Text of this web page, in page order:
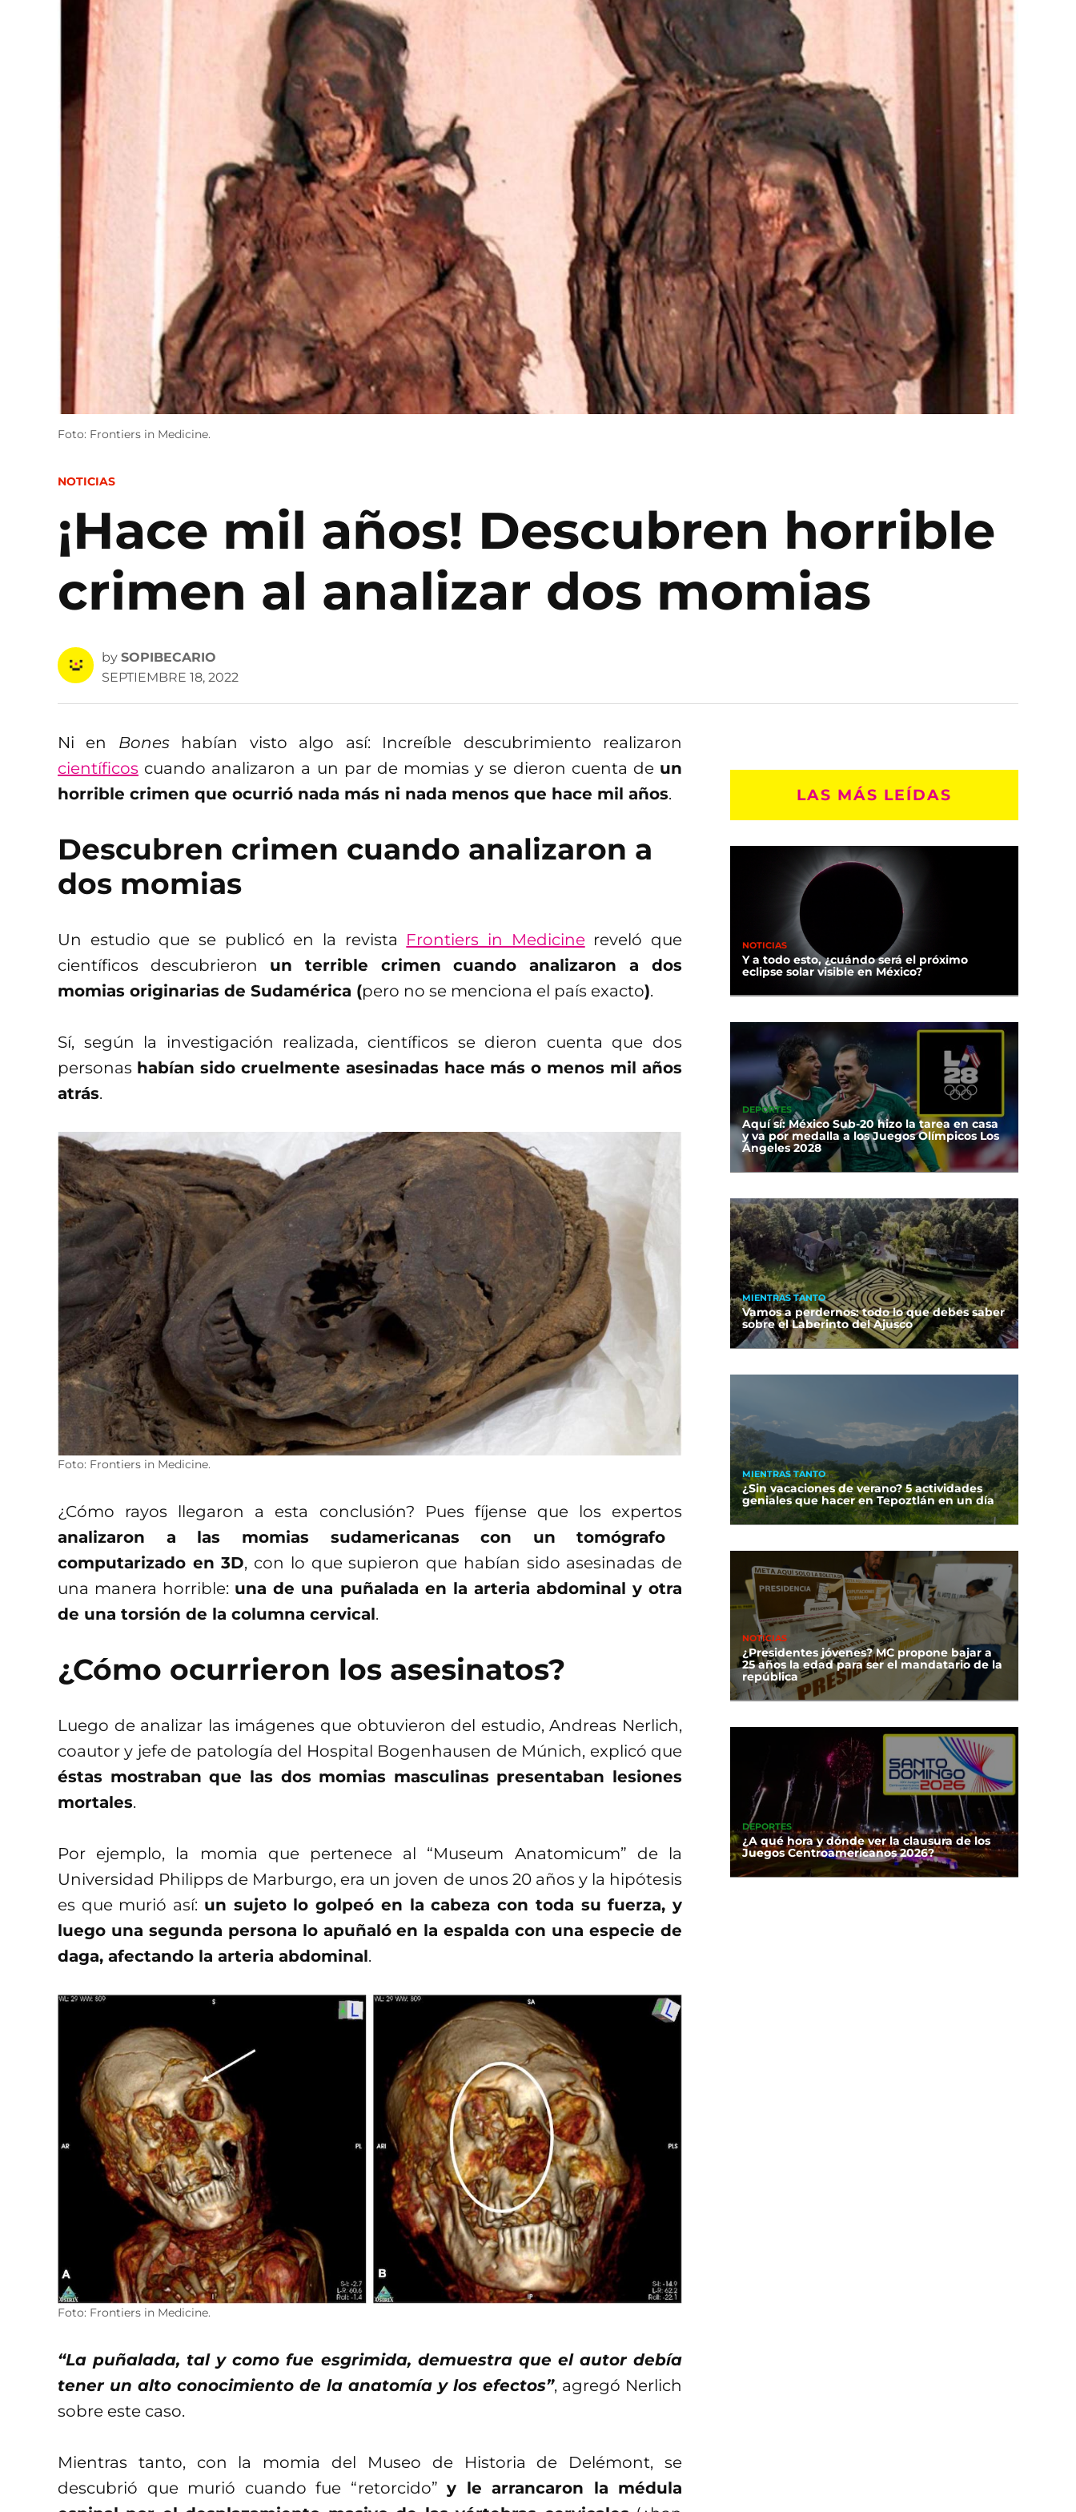
Foto: Frontiers in Medicine.
POSTED
NOTICIAS
¡Hace mil años! Descubren horrible
crimen al analizar dos momias
by SOPIBECARIO
SEPTIEMBRE 18, 2022
Ni en Boneshabían visto algo así: Increíble descubrimiento realizaron
científicos cuando analizaron a un par de momias y se dieron cuenta de un
horrible crimen que ocurrió nada más ni nada menos que hace mil años.
Descubren crimen cuando analizaron a
dos momias
Un estudio que se publicó en la revista Frontiers in Medicinereveló que
científicos descubrieron un terrible crimen cuando analizaron a dos
momias originarias de Sudamérica (pero no se menciona el país exacto).
Sí, según la investigación realizada, científicos se dieron cuenta que dos
personas habían sido cruelmente asesinadas hace más o menos mil años
atrás.
Foto: Frontiers in Medicine.
¿Cómo rayos llegaron a esta conclusión? Pues fíjense que los expertos
analizaron a las momias sudamericanas con un tomógrafo
computarizado en 3D, con lo que supieron que habían sido asesinadas de
una manera horrible: una de una puñalada en la arteria abdominal y otra
de una torsión de la columna cervical.
¿Cómo ocurrieron los asesinatos?
Luego de analizar las imágenes que obtuvieron del estudio, Andreas Nerlich,
coautor y jefe de patología del Hospital Bogenhausen de Múnich, explicó que
éstas mostraban que las dos momias masculinas presentaban lesiones
mortales.
Por ejemplo, la momia que pertenece al “Museum Anatomicum” de la
Universidad Philipps de Marburgo, era un joven de unos 20 años y la hipótesis
es que murió así: un sujeto lo golpeó en la cabeza con toda su fuerza, y
luego una segunda persona lo apuñaló en la espalda con una especie de
daga, afectando la arteria abdominal.
Foto: Frontiers in Medicine.
“La puñalada, tal y como fue esgrimida, demuestra que el autor debía
tener un alto conocimiento de la anatomía y los efectos”, agregó Nerlich
sobre este caso.
Mientras tanto, con la momia del Museo de Historia de Delémont, se
descubrió que murió cuando fue “retorcido” y le arrancaron la médula
LAS MÁS LEÍDAS
NOTICIAS
Y a todo esto, ¿cuándo será el próximo
eclipse solar visible en México?
DEPORTES
Aquí sí: México Sub-20 hizo la tarea en casa
y va por medalla a los Juegos Olímpicos Los
Ángeles 2028
MIENTRAS TANTO
Vamos a perdernos: todo lo que debes saber
sobre el Laberinto del Ajusco
MIENTRAS TANTO
¿Sin vacaciones de verano? 5 actividades
geniales que hacer en Tepoztlán en un día
NOTICIAS
¿Presidentes jóvenes? MC propone bajar a
25 años la edad para ser el mandatario de la
república
DEPORTES
¿A qué hora y dónde ver la clausura de los
Juegos Centroamericanos 2026?